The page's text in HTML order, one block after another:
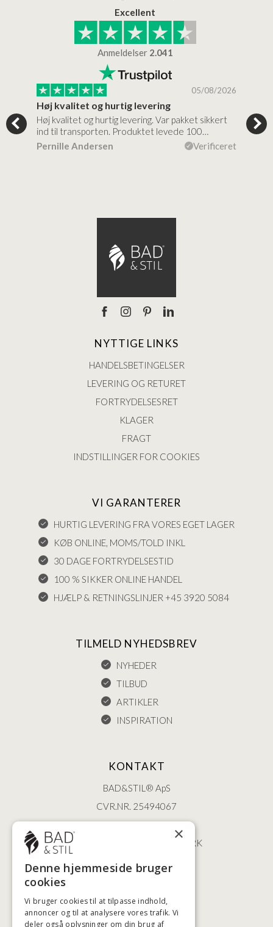
Excellent
Anmeldelser 2.041
05/08/2026
Høj kvalitet og hurtig levering
Høj kvalitet og hurtig levering. Var pakket sikkert
ind til transporten. Produktet levede 100…
Pernille Andersen
Verificeret
NYTTIGE LINKS
HANDELSBETINGELSER
LEVERING OG RETURET
FORTRYDELSESRET
KLAGER
FRAGT
INDSTILLINGER FOR COOKIES
VI GARANTERER
HURTIG LEVERING FRA VORES EGET LAGER
KØB ONLINE, MOMS/TOLD INKL
30 DAGE FORTRYDELSESTID
100 % SIKKER ONLINE HANDEL
HJÆLP & RETNINGSLINJER +45 3920 5084
TILMELD NYHEDSBREV
NYHEDER
TILBUD
ARTIKLER
INSPIRATION
KONTAKT
BAD&STIL® ApS
CVR.NR. 25494067
ØSTERBROGADE 202
2100 KØBENHAVN • DANMARK
+45 3920 5084
HØJESTE KREDITVÆRDIGHED
×
Denne hjemmeside bruger
cookies
Vi bruger cookies til at tilpasse indhold,
annoncer og til at analysere vores trafik. Vi
deler også oplysninger om din brug af